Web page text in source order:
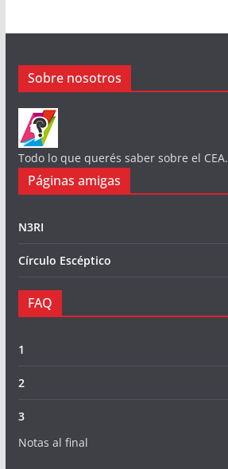
Sobre nosotros
Todo lo que querés saber sobre el CEA.
Páginas amigas
N3RI
Círculo Escéptico
FAQ
1
2
3
Notas al final